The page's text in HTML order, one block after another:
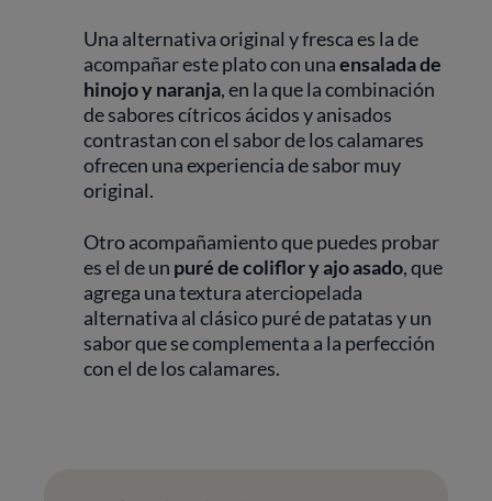
Una alternativa original y fresca es la de
acompañar este plato con unaensalada de
hinojo y naranja, en la que la combinación
de sabores cítricos ácidos y anisados
contrastan con el sabor de los calamares
ofrecen una experiencia de sabor muy
original.
Otro acompañamiento que puedes probar
es el de un puré de coliflor y ajo asado, que
agrega una textura aterciopelada
alternativa al clásico puré de patatas y un
sabor que se complementa a la perfección
con el de los calamares.